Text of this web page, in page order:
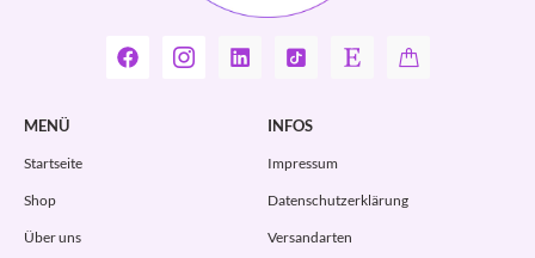
MENÜ
Startseite
Shop
Über uns
INFOS
Impressum
Datenschutzerklärung
Versandarten